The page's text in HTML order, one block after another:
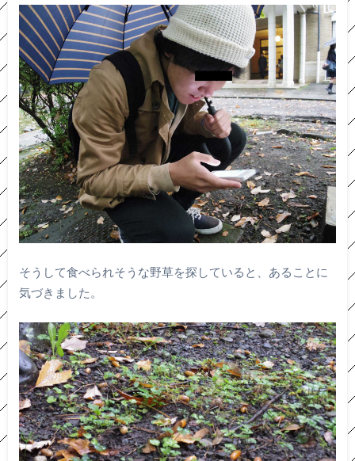
そうして食べられそうな野草を探していると、あることに
気づきました。